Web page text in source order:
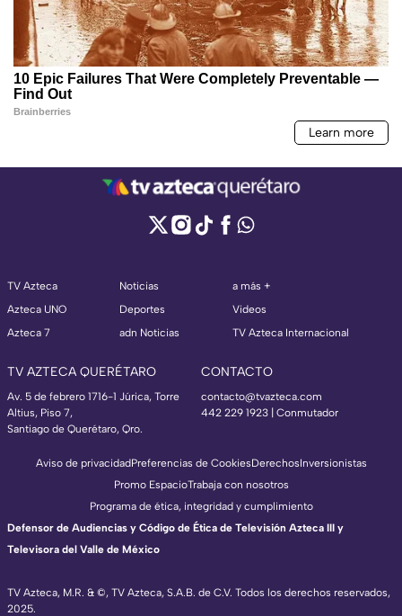
TV Azteca
Azteca UNO
Azteca 7
Noticias
Deportes
adn Noticias
a más +
Videos
TV Azteca Internacional
TV AZTECA QUERÉTARO
Av. 5 de febrero 1716-1 Júrica, Torre
Altius, Piso 7,
Santiago de Querétaro, Qro.
CONTACTO
contacto@tvazteca.com
442 229 1923 | Conmutador
TV Azteca, M.R. & ©, TV Azteca, S.A.B. de C.V. Todos los derechos reservados,
2025.
Aviso de privacidadPreferencias de CookiesDerechosInversionistas
Promo EspacioTrabaja con nosotros
Programa de ética, integridad y cumplimiento
Defensor de Audiencias y Código de Ética de Televisión Azteca III y
Televisora del Valle de México